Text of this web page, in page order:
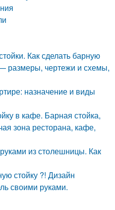
Как сделать барную
размеры, чертежи и схемы,
назначение и виды
в кафе. Барная стойка,
зона ресторана, кафе,
из столешницы. Как
стойку ?! Дизайн
своими руками.